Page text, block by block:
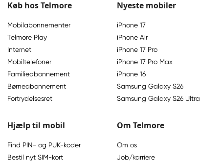
Køb hos Telmore
Mobilabonnementer
Telmore Play
Internet
Mobiltelefoner
Familieabonnement
Børneabonnement
Fortrydelsesret
Nyeste mobiler
iPhone 17
iPhone Air
iPhone 17 Pro
iPhone 17 Pro Max
iPhone 16
Samsung Galaxy S26
Samsung Galaxy S26 Ultra
Hjælp til mobil
Find PIN- og PUK-koder
Bestil nyt SIM-kort
Om Telmore
Om os
Job/karriere